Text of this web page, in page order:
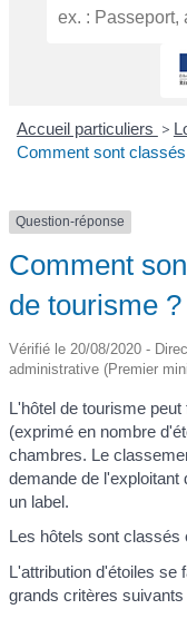
Accueil particuliers >
Comment sont
Question-réponse
Comment
de tourisme ?
Vérifié le 20/08/2020 -
administrative (Premier
L'hôtel de tourisme
(exprimé en nombre
chambres. Le
demande de l'exploitant
un label.
Les hôtels sont classés
L'attribution d'étoiles se
grands critères suivants